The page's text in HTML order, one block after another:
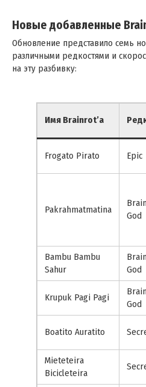
Новые добавленные
Обновление представило семь
различными редкостями и
на эту разбивку :
Имя Brainrot’а
Frogato Pirato Epic
Pakrahmatmatina
God
Bambu Bambu
Sahur
God
Krupuk Pagi Pagi
God
Boatito Auratito
Mieteteira
Bicicleteira